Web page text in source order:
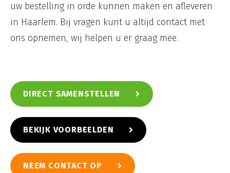
uw bestelling in orde kunnen maken en afleveren
in Haarlem. Bij vragen kunt u altijd contact met
ons opnemen, wij helpen u er graag mee.
DIRECT SAMENSTELLEN
BEKIJK VOORBEELDEN
NEEM CONTACT OP